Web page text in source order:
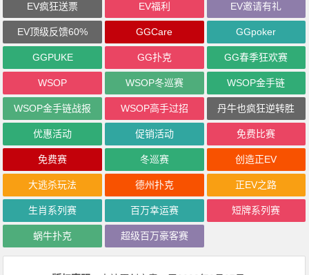
EV疯狂送票 EV福利 EV邀请有礼
EV顶级反馈60% GGCare GGpoker
GGPUKE GG扑克 GG春季狂欢赛
WSOP WSOP冬巡赛 WSOP金手链
WSOP金手链战报 WSOP高手过招 丹牛也疯狂逆转胜
优惠活动 促销活动 免费比赛
免费赛 冬巡赛 创造正EV
大逃杀玩法 德州扑克 正EV之路
生肖系列赛 百万幸运赛 短牌系列赛
蜗牛扑克 超级百万豪客赛